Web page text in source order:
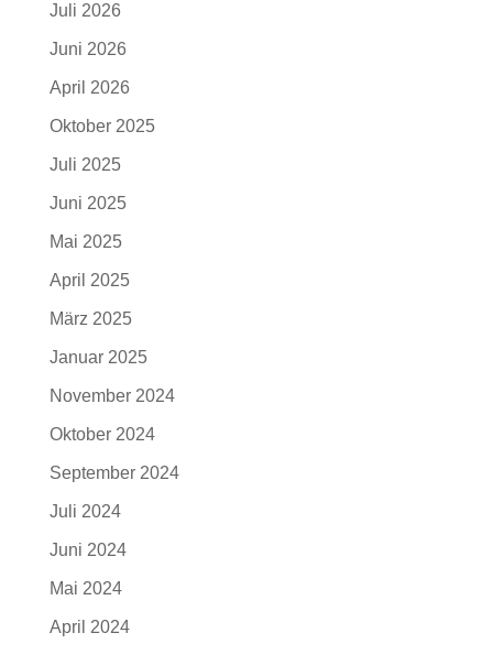
Juli 2026
Juni 2026
April 2026
Oktober 2025
Juli 2025
Juni 2025
Mai 2025
April 2025
März 2025
Januar 2025
November 2024
Oktober 2024
September 2024
Juli 2024
Juni 2024
Mai 2024
April 2024